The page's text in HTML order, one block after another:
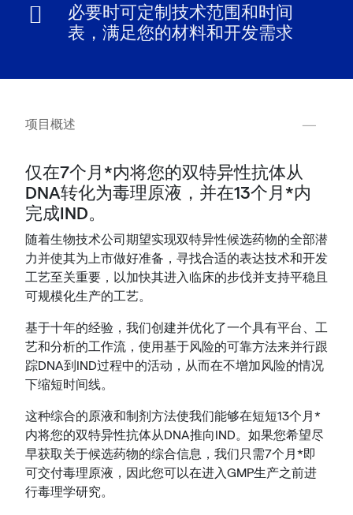
必要时可定制技术范围和时间
表，满足您的材料和开发需求
项目概述
仅在7个月*内将您的双特异性抗体从
DNA转化为毒理原液，并在13个月*内
完成IND。
随着生物技术公司期望实现双特异性候选药物的全部潜
力并使其为上市做好准备，寻找合适的表达技术和开发
工艺至关重要，以加快其进入临床的步伐并支持平稳且
可规模化生产的工艺。
基于十年的经验，我们创建并优化了一个具有平台、工
艺和分析的工作流，使用基于风险的可靠方法来并行跟
踪DNA到IND过程中的活动，从而在不增加风险的情况
下缩短时间线。
这种综合的原液和制剂方法使我们能够在短短13个月*
内将您的双特异性抗体从DNA推向IND。如果您希望尽
早获取关于候选药物的综合信息，我们只需7个月*即
可交付毒理原液，因此您可以在进入GMP生产之前进
行毒理学研究。